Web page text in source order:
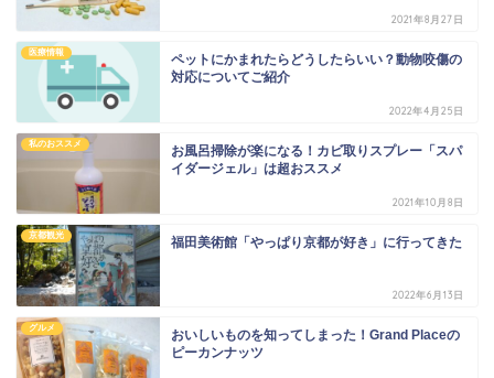
2021年8月27日
医療情報
ペットにかまれたらどうしたらいい？動物咬傷の
対応についてご紹介
2022年4月25日
私のおススメ
お風呂掃除が楽になる！カビ取りスプレー「スパ
イダージェル」は超おススメ
2021年10月8日
京都観光 福田美術館「やっぱり京都が好き」に行ってきた
2022年6月13日
グルメ
おいしいものを知ってしまった！Grand Placeの
ピーカンナッツ